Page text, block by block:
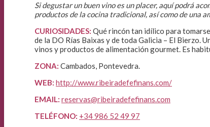
Si degustar un buen vino es un placer, aquí podrá
productos de la cocina tradicional, así como de una
CURIOSIDADES: Qué rincón tan idílico para
de la DO Rías Baixas y de toda Galicia – El Bierzo.
vinos y productos de alimentación gourmet. Es
ZONA: Cambados, Pontevedra.
WEB: http://www.ribeiradefefinans.com/
EMAIL: reservas@ribeiradefefinans.com
TELÉFONO: +34 986 52 49 97